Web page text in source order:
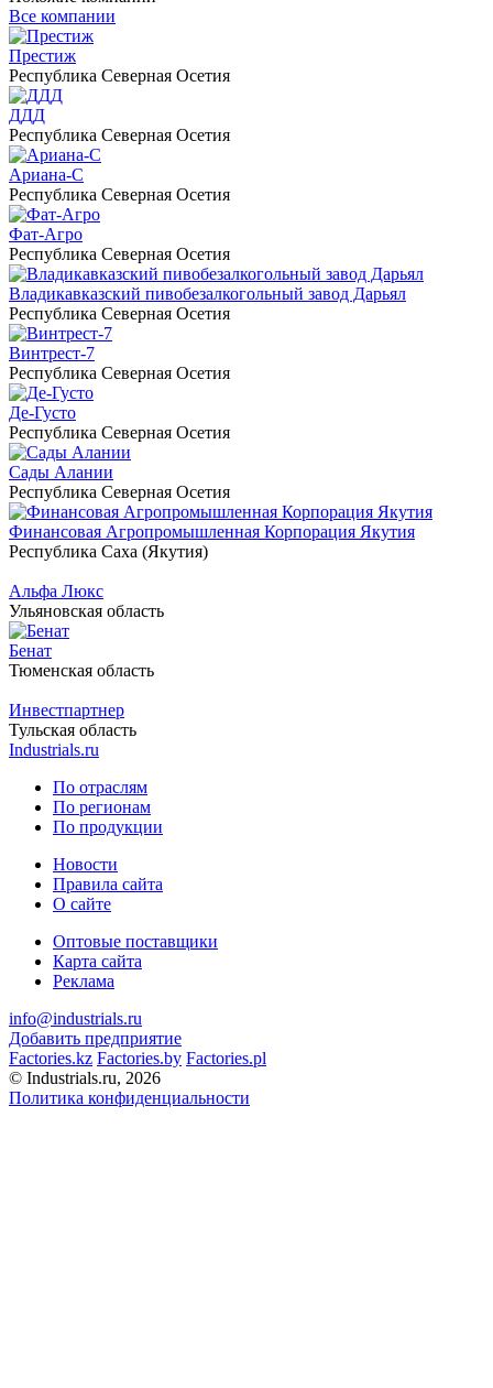
Все компании
Престиж
Республика Северная Осетия
ДДД
Республика Северная Осетия
Ариана-С
Республика Северная Осетия
Фат-Агро
Республика Северная Осетия
Владикавказский пивобезалкогольный завод Дарьял
Республика Северная Осетия
Винтрест-7
Республика Северная Осетия
Де-Густо
Республика Северная Осетия
Сады Алании
Республика Северная Осетия
Финансовая Агропромышленная Корпорация Якутия
Республика Саха (Якутия)
Альфа Люкс
Ульяновская область
Бенат
Тюменская область
Инвестпартнер
Тульская область
Industrials.ru
По отраслям
По регионам
По продукции
Новости
Правила сайта
О сайте
Оптовые поставщики
Карта сайта
Реклама
info@industrials.ru
Добавить предприятие
Factories.kz Factories.by Factories.pl
© Industrials.ru, 2026
Политика конфиденциальности